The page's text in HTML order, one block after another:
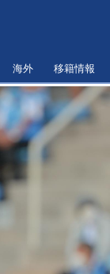
海外 移籍情報